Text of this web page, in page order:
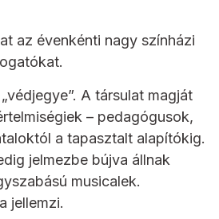
az évenkénti nagy színházi
A társulat magját
– pedagógusok,
a tapasztalt alapítókig.
jelmezbe bújva állnak
musicalek.
jellemzi.